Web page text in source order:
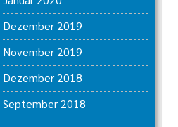
Dezember 2019
November 2019
Dezember 2018
September 2018